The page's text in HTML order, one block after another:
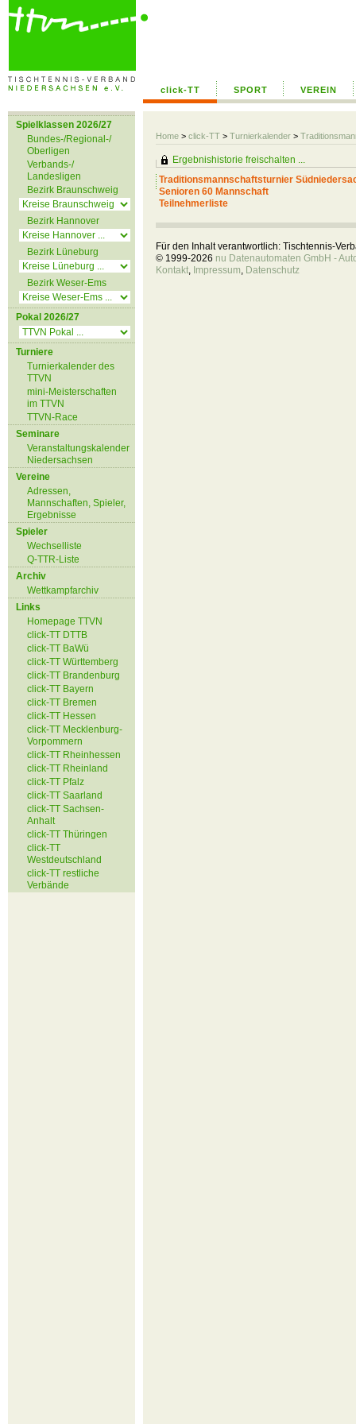
click-TT SPORT VEREIN
Home > click-TT > Turnierkalender >
Spielklassen 2026/27
Bundes-/Regional-/
Oberligen
Verbands-/
Landesligen
Bezirk Braunschweig
Bezirk Hannover
Bezirk Lüneburg
Bezirk Weser-Ems
Pokal 2026/27
Turniere
Turnierkalender des
TTVN
mini-Meisterschaften
im TTVN
TTVN-Race
Seminare
Veranstaltungskalender
Niedersachsen
Vereine
Adressen,
Mannschaften, Spieler,
Ergebnisse
Spieler
Wechselliste
Q-TTR-Liste
Archiv
Wettkampfarchiv
Links
Homepage TTVN
click-TT DTTB
click-TT BaWü
click-TT Württemberg
click-TT Brandenburg
click-TT Bayern
click-TT Bremen
click-TT Hessen
click-TT Mecklenburg-
Vorpommern
click-TT Rheinhessen
click-TT Rheinland
click-TT Pfalz
click-TT Saarland
click-TT Sachsen-
Anhalt
click-TT Thüringen
click-TT
Westdeutschland
click-TT restliche
Verbände
Ergebnishistorie freischalten ...
Traditionsmannschaftsturnier
Senioren 60 Mannschaft
Teilnehmerliste
Für den Inhalt verantwortlich: Tischtennis-
© 1999-2026 nu Datenautomaten GmbH -
Kontakt, Impressum, Datenschutz